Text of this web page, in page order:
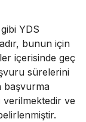
YDS
bunun için
içerisinde geç
sürelerini
başvurma
verilmektedir ve